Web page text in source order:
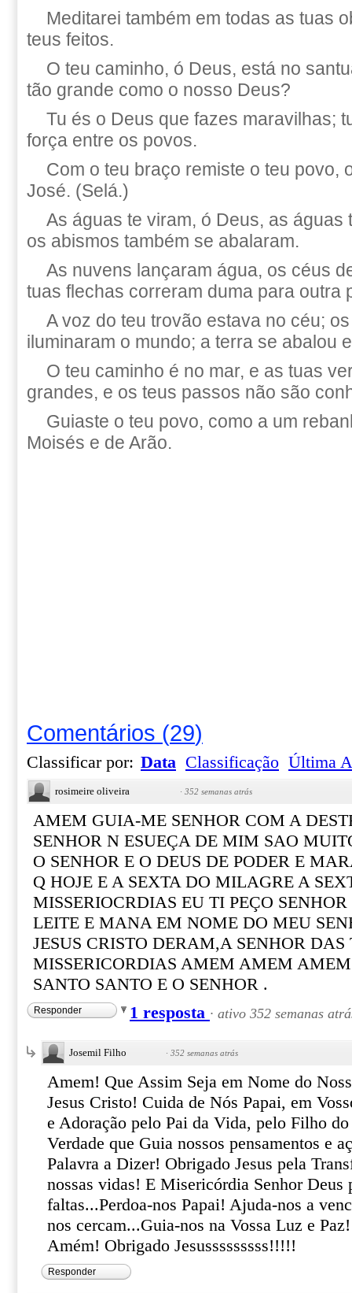
Meditarei também em todas as tuas
teus feitos.
O teu caminho, ó Deus, está no
tão grande como o nosso Deus?
Tu és o Deus que fazes maravilhas;
força entre os povos.
Com o teu braço remiste o teu povo,
José. (Selá.)
As águas te viram, ó Deus, as águas
os abismos também se abalaram.
As nuvens lançaram água, os céus
tuas flechas correram duma para outra
A voz do teu trovão estava no céu;
iluminaram o mundo; a terra se abalou
O teu caminho é no mar, e as tuas
grandes, e os teus passos não são
Guiaste o teu povo, como a um
Moisés e de Arão.
Comentários (29)
Classificar por: Data Classificação Última
rosimeire oliveira · 352 semanas atrás
AMEM GUIA-ME SENHOR COM A
SENHOR N ESUEÇA DE MIM SAO
O SENHOR E O DEUS DE PODER E
Q HOJE E A SEXTA DO MILAGRE A
MISSERIOCRDIAS EU TI PEÇO
LEITE E MANA EM NOME DO MEU
JESUS CRISTO DERAM,A SENHOR DAS
MISSERICORDIAS AMEM AMEM
SANTO SANTO E O SENHOR .
Responder 1 resposta · ativo 352 semanas
Josemil Filho · 352 semanas atrás
Amem! Que Assim Seja em Nome do
Jesus Cristo! Cuida de Nós Papai, em
e Adoração pelo Pai da Vida, pelo Filho
Verdade que Guia nossos pensamentos e
Palavra a Dizer! Obrigado Jesus pela
nossas vidas! E Misericórdia Senhor Deus
faltas...Perdoa-nos Papai! Ajuda-nos a
nos cercam...Guia-nos na Vossa Luz e
Amém! Obrigado Jesusssssssss!!!!!
Responder